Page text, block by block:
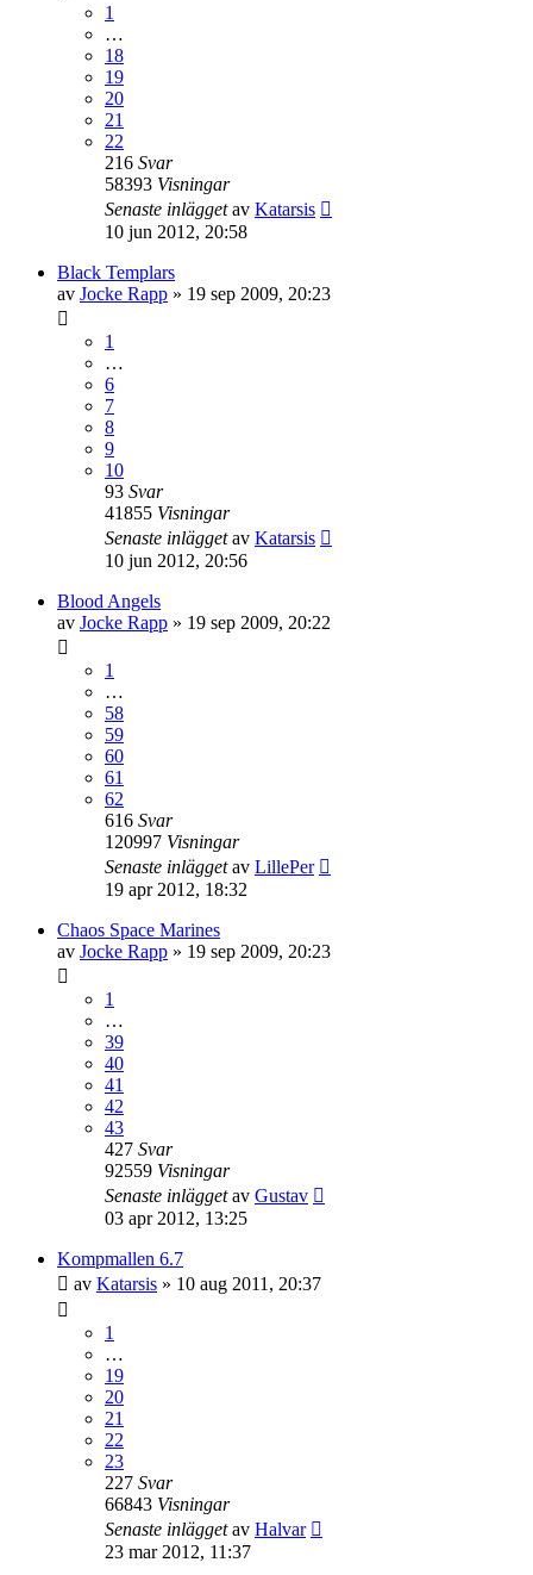
1
…
18
19
20
21
22
216 Svar
58393 Visningar
Senaste inläggetav Katarsis
10 jun 2012, 20:58
Black Templars
av Jocke Rapp » 19 sep 2009, 20:23
1
…
6
7
8
9
10
93 Svar
41855 Visningar
Senaste inläggetav Katarsis
10 jun 2012, 20:56
Blood Angels
av Jocke Rapp » 19 sep 2009, 20:22
1
…
58
59
60
61
62
616 Svar
120997 Visningar
Senaste inläggetav LillePer
19 apr 2012, 18:32
Chaos Space Marines
av Jocke Rapp » 19 sep 2009, 20:23
1
…
39
40
41
42
43
427 Svar
92559 Visningar
Senaste inläggetav Gustav
03 apr 2012, 13:25
Kompmallen 6.7
av Katarsis » 10 aug 2011, 20:37
1
…
19
20
21
22
23
227 Svar
66843 Visningar
Senaste inläggetav Halvar
23 mar 2012, 11:37